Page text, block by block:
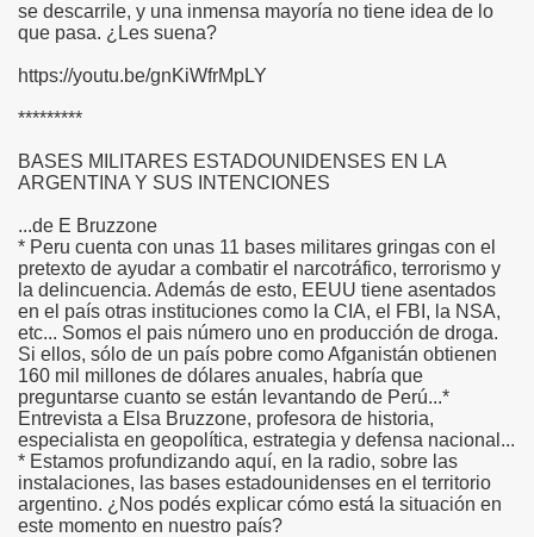
se descarrile, y una inmensa mayoría no tiene idea de lo
que pasa. ¿Les suena?
https://youtu.be/gnKiWfrMpLY
*********
BASES MILITARES ESTADOUNIDENSES EN LA
ARGENTINA Y SUS INTENCIONES
...de E Bruzzone
* Peru cuenta con unas 11 bases militares gringas con el
pretexto de ayudar a combatir el narcotráfico, terrorismo y
la delincuencia. Además de esto, EEUU tiene asentados
en el país otras instituciones como la CIA, el FBI, la NSA,
etc... Somos el pais número uno en producción de droga.
Si ellos, sólo de un país pobre como Afganistán obtienen
160 mil millones de dólares anuales, habría que
preguntarse cuanto se están levantando de Perú...*
Entrevista a Elsa Bruzzone, profesora de historia,
especialista en geopolítica, estrategia y defensa nacional...
* Estamos profundizando aquí, en la radio, sobre las
instalaciones, las bases estadounidenses en el territorio
argentino. ¿Nos podés explicar cómo está la situación en
este momento en nuestro país?